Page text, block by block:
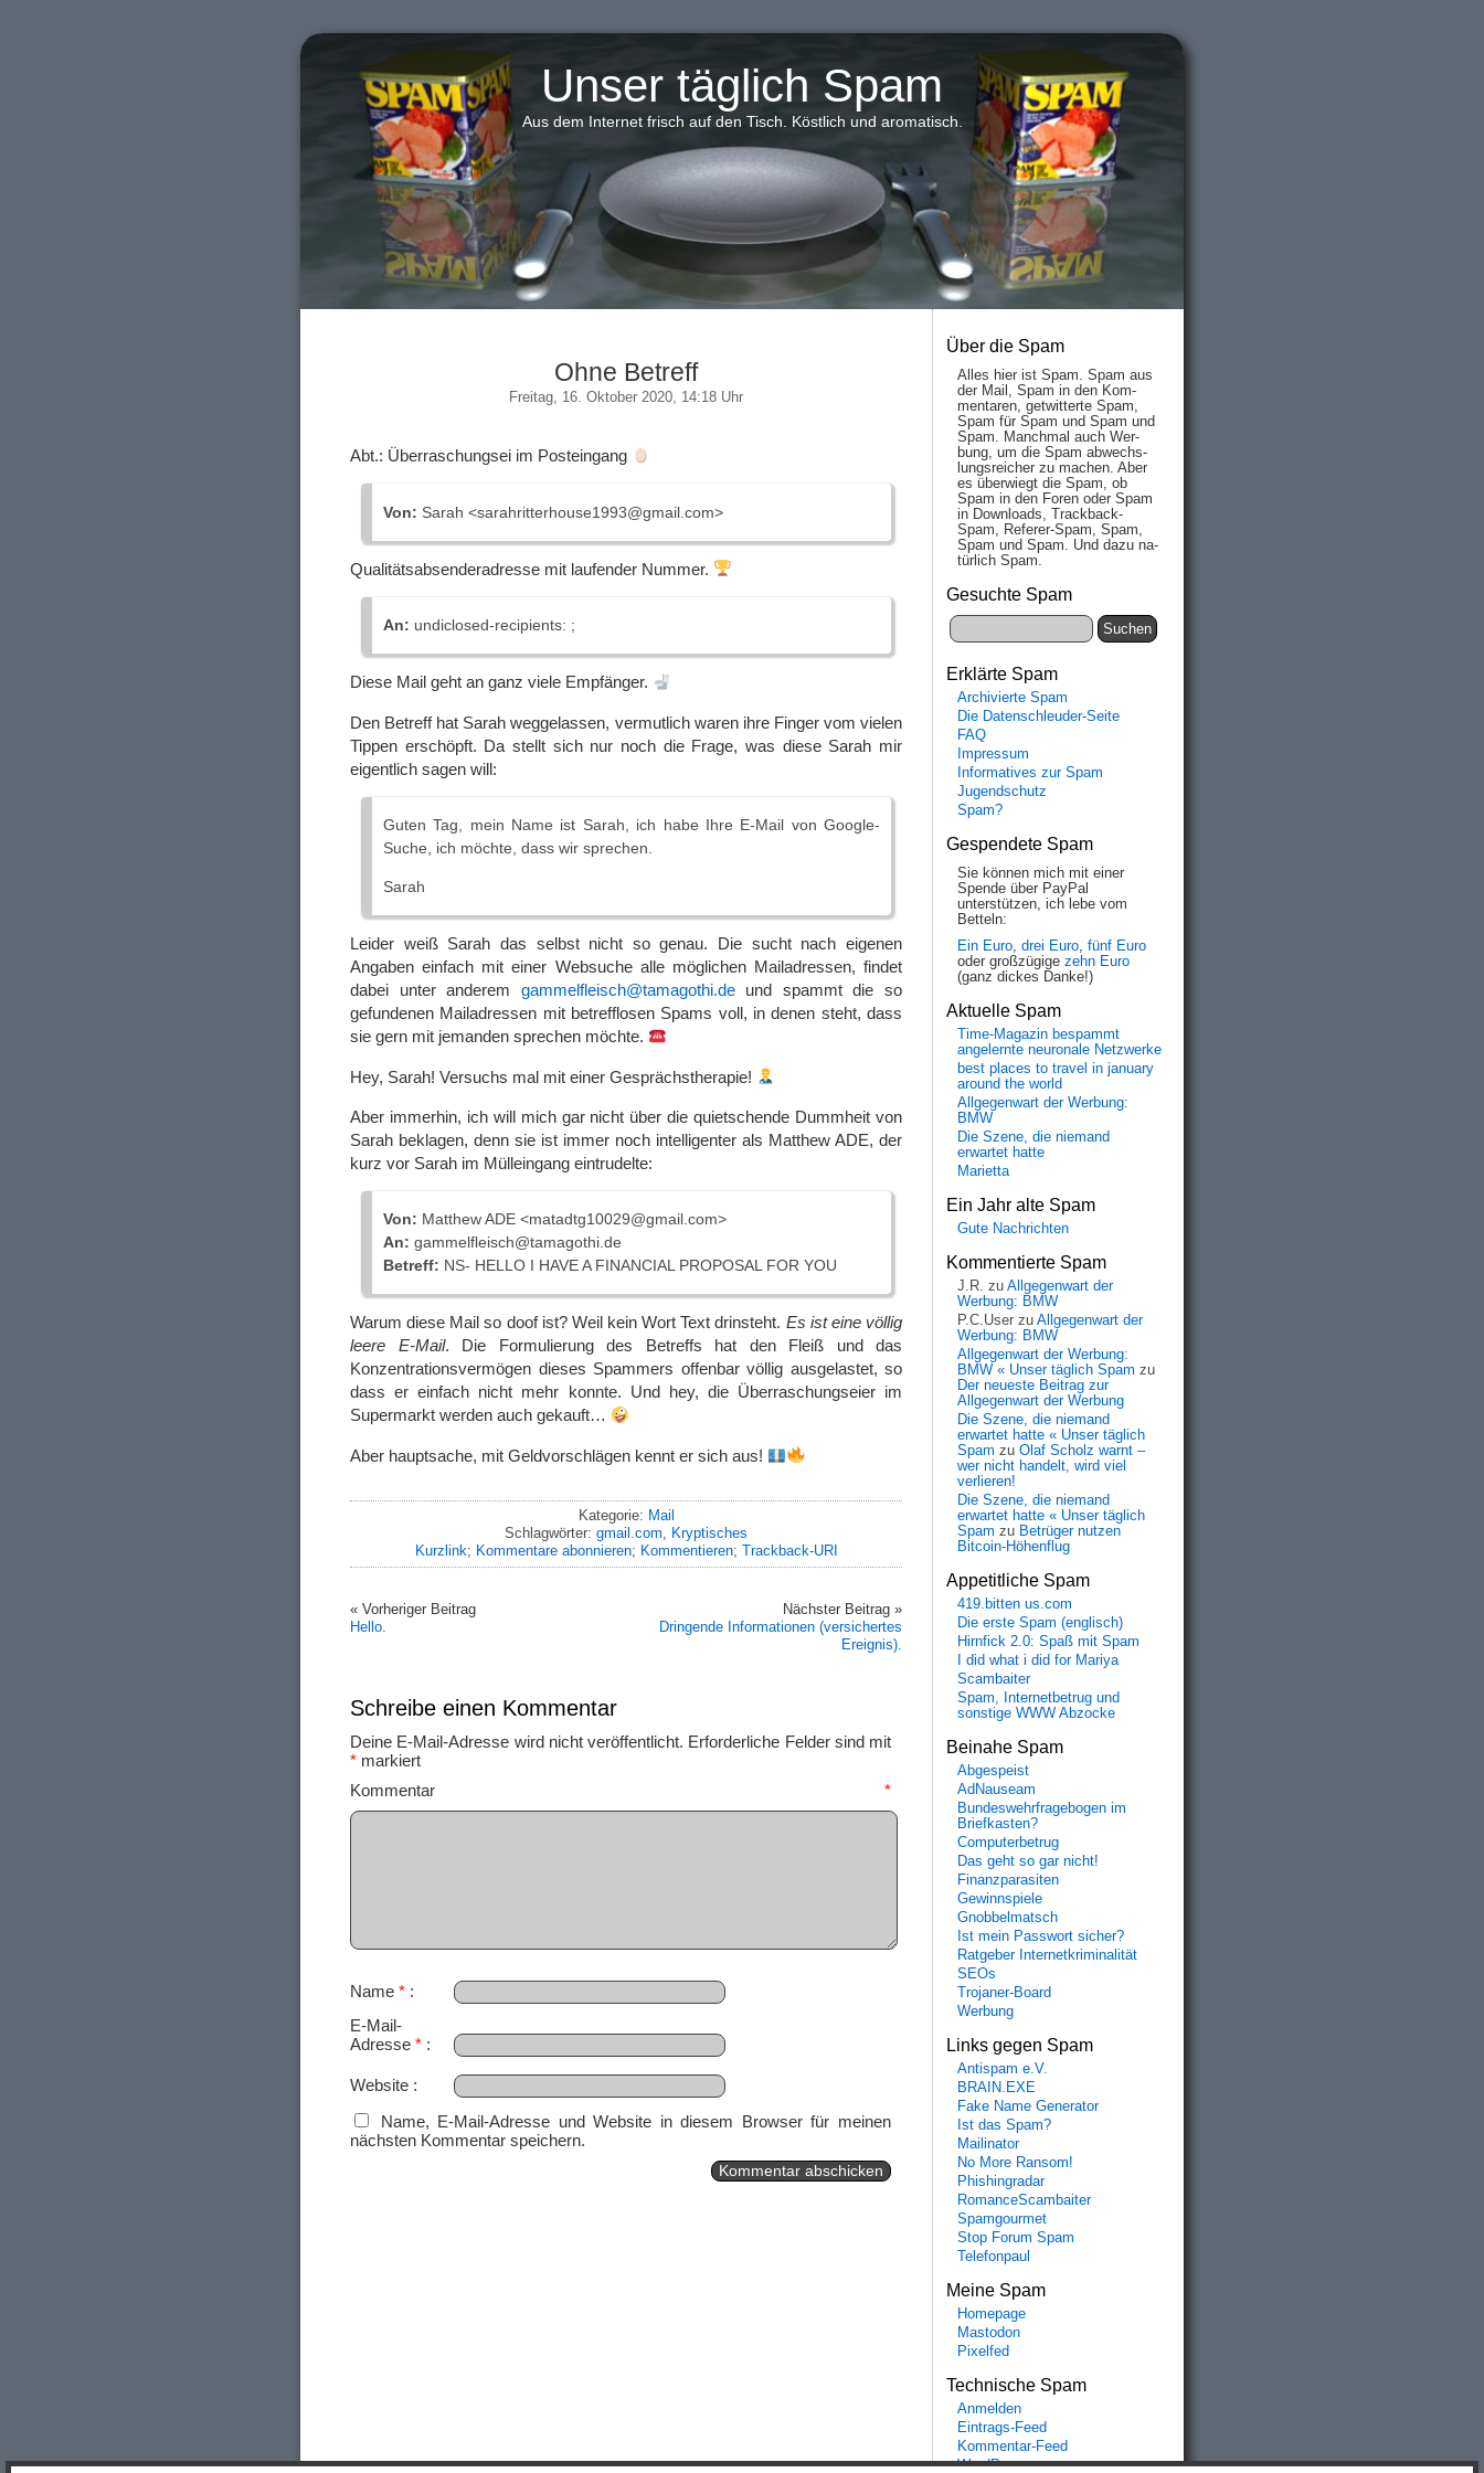
Unser täglich Spam
Aus dem Internet frisch auf den Tisch. Köstlich und aromatisch.
Ohne Betreff
Freitag, 16. Oktober 2020, 14:18 Uhr
Abt.: Überraschungsei im Posteingang
Von: Sarah <sarahritterhouse1993@gmail.com>
Qualitätsabsenderadresse mit laufender Nummer.
An: undiclosed-recipients: ;
Diese Mail geht an ganz viele Empfänger.
Den Betreff hat Sarah weggelassen, vermutlich waren ihre Finger vom vielen
Tippen erschöpft. Da stellt sich nur noch die Frage, was diese Sarah mir
eigentlich sagen will:
Guten Tag, mein Name ist Sarah, ich habe Ihre E-Mail von Google-
Suche, ich möchte, dass wir sprechen.
Sarah
Leider weiß Sarah das selbst nicht so genau. Die sucht nach eigenen
Angaben einfach mit einer Websuche alle möglichen Mailadressen, findet
dabei unter anderem gammelfleisch@tamagothi.deund spammt die so
gefundenen Mailadressen mit betrefflosen Spams voll, in denen steht, dass
sie gern mit jemanden sprechen möchte.
Hey, Sarah! Versuchs mal mit einer Gesprächstherapie!
Aber immerhin, ich will mich gar nicht über die quietschende Dummheit von
Sarah beklagen, denn sie ist immer noch intelligenter als Matthew ADE, der
kurz vor Sarah im Mülleingang eintrudelte:
Von: Matthew ADE <matadtg10029@gmail.com>
An: gammelfleisch@tamagothi.de
Betreff: NS- HELLO I HAVE A FINANCIAL PROPOSAL FOR YOU
Warum diese Mail so doof ist? Weil kein Wort Text drinsteht. Es ist eine völlig
leere E-Mail. Die Formulierung des Betreffs hat den Fleiß und das
Konzentrationsvermögen dieses Spammers offenbar völlig ausgelastet, so
dass er einfach nicht mehr konnte. Und hey, die Überraschungseier im
Supermarkt werden auch gekauft…
Aber hauptsache, mit Geldvorschlägen kennt er sich aus!
Kategorie: Mail
Schlagwörter: gmail.com
Kryptisches
Kurzlink; Kommentare abonnieren; Kommentieren; Trackback-URI
« Vorheriger Beitrag
Hello.
Nächster Beitrag »
Dringende Informationen (versichertes
Ereignis).
Schreibe einen Kommentar
Deine E-Mail-Adresse wird nicht veröffentlicht. Erforderliche Felder sind mit
* markiert
Kommentar *
Name *
E-Mail-
Adresse *
Website
Name, E-Mail-Adresse und Website in diesem Browser für meinen
nächsten Kommentar speichern.
Über die Spam
Alles hier ist Spam. Spam aus
der Mail, Spam in den Kom­
men­taren, ge­twit­ter­te Spam,
Spam für Spam und Spam und
Spam. Manch­mal auch Wer­
bung, um die Spam ab­wechs­
lungs­reich­er zu mach­en. Aber
es über­wiegt die Spam, ob
Spam in den Fo­ren oder Spam
in Down­loads, Track­back-
Spam, Re­fe­rer-Spam, Spam,
Spam und Spam. Und da­zu na­
tür­lich Spam.
Gesuchte Spam
Erklärte Spam
Archivierte Spam
Die Datenschleuder-Seite
FAQ
Impressum
Informatives zur Spam
Jugendschutz
Spam?
Gespendete Spam
Sie können mich mit einer
Spende über PayPal
unterstützen, ich lebe vom
Betteln:
Ein Euro, drei Euro, fünf Euro
oder großzügige zehn Euro
(ganz dickes Danke!)
Aktuelle Spam
Time-Magazin bespammt
angelernte neuronale Netzwerke
best places to travel in january
around the world
Allgegenwart der Werbung:
BMW
Die Szene, die niemand
erwartet hatte
Marietta
Ein Jahr alte Spam
Gute Nachrichten
Kommentierte Spam
J.R. zu Allgegenwart der
Werbung: BMW
P.C.User zu Allgegenwart der
Werbung: BMW
Allgegenwart der Werbung:
BMW « Unser täglich Spam zu
Der neueste Beitrag zur
Allgegenwart der Werbung
Die Szene, die niemand
erwartet hatte « Unser täglich
Spam zu Olaf Scholz warnt –
wer nicht handelt, wird viel
verlieren!
Die Szene, die niemand
erwartet hatte « Unser täglich
Spam zu Betrüger nutzen
Bitcoin-Höhenflug
Appetitliche Spam
419.bitten us.com
Die erste Spam (englisch)
Hirnfick 2.0: Spaß mit Spam
I did what i did for Mariya
Scambaiter
Spam, Internetbetrug und
sonstige WWW Abzocke
Beinahe Spam
Abgespeist
AdNauseam
Bundeswehrfragebogen im
Briefkasten?
Computerbetrug
Das geht so gar nicht!
Finanzparasiten
Gewinnspiele
Gnobbelmatsch
Ist mein Passwort sicher?
Ratgeber Internetkriminalität
SEOs
Trojaner-Board
Werbung
Links gegen Spam
Antispam e.V.
BRAIN.EXE
Fake Name Generator
Ist das Spam?
Mailinator
No More Ransom!
Phishingradar
RomanceScambaiter
Spamgourmet
Stop Forum Spam
Telefonpaul
Meine Spam
Homepage
Mastodon
Pixelfed
Technische Spam
Anmelden
Eintrags-Feed
Kommentar-Feed
WordPress.org